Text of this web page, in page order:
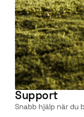
Support
Snabb hjälp när du